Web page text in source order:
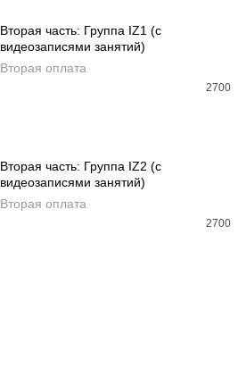
ДОБАВИТЬ В КОРЗИНУ
Вторая часть: Группа IZ1 (с
видеозаписями занятий)
Вторая оплата
2700
ДОБАВИТЬ В КОРЗИНУ
Вторая часть: Группа IZ2 (с
видеозаписями занятий)
Вторая оплата
2700